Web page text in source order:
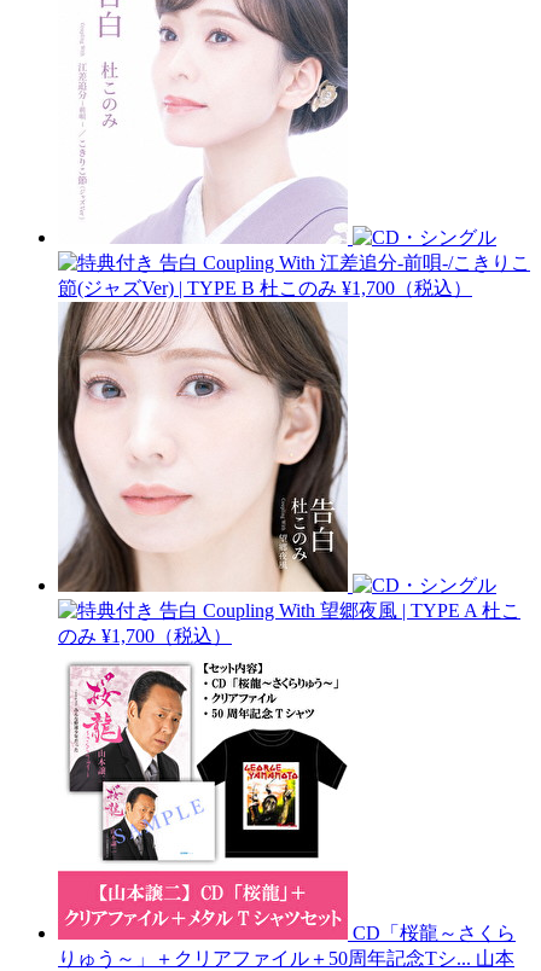
告白 Coupling With 江差追分-前唄-/こきりこ
節(ジャズVer) | TYPE B 杜このみ ¥1,700（税込）
告白 Coupling With 望郷夜風 | TYPE A 杜こ
のみ ¥1,700（税込）
CD「桜龍～さくら
りゅう～」＋クリアファイル＋50周年記念Tシ... 山本